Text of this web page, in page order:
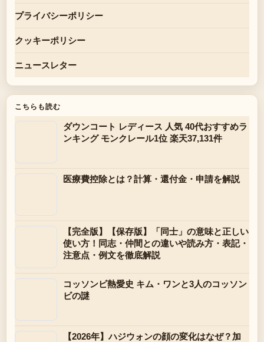
プライバシーポリシー
クッキーポリシー
ニュースレター
こちらも読む
ダウンコート レディース 人気 40代おすすめラ
ンキング モンクレール1位 楽天37,131件
医療費控除とは？計算・還付金・申請を解説
【完全版】【保存版】「同士」の意味と正しい
使い方！同志・仲間との違いや読み方・表記・
注意点・例文を徹底解説
コッソンビ熱愛史 キム・ワンと3人のコッソン
ビの謎
【2026年】ハジウォンの顔の変化はなぜ？加